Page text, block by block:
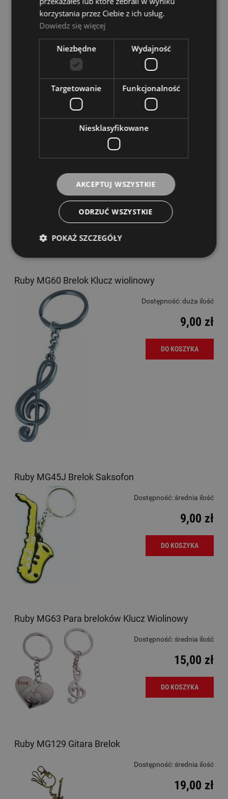
Dostępność:
Ruby MG45F Brelok Gitara
Dostępność:duża ilość
DO KOSZYKA
Ruby MG60 Brelok Klucz wiolinowy
Dostępność:duża ilość
9,00 zł
DO KOSZYKA
Ruby MG45J Brelok Saksofon
Dostępność: średnia ilość
9,00 zł
DO KOSZYKA
Ruby MG63 Para breloków Klucz Wiolinowy
Dostępność: średnia ilość
15,00 zł
DO KOSZYKA
Ruby MG129 Gitara Brelok
Dostępność: średnia ilość
19,00 zł
korzystania przez Ciebie z ich usług.
Dowiedz się więcej
Niezbędne Wydajność
Targetowanie Funkcjonalność
Niesklasyfikowane
AKCEPTUJ WSZYSTKIE
ODRZUĆ WSZYSTKIE
POKAŻ SZCZEGÓŁY